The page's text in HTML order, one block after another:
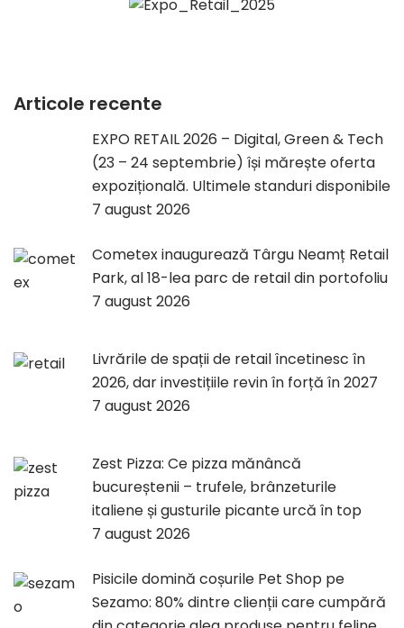
Articole recente
EXPO RETAIL 2026 – Digital, Green & Tech
(23 – 24 septembrie) își mărește oferta
expozițională. Ultimele standuri disponibile
7 august 2026
Cometex inaugurează Târgu Neamț Retail
Park, al 18-lea parc de retail din portofoliu
7 august 2026
Livrările de spații de retail încetinesc în
2026, dar investițiile revin în forță în 2027
7 august 2026
Zest Pizza: Ce pizza mănâncă
bucureștenii – trufele, brânzeturile
italiene și gusturile picante urcă în top
7 august 2026
Pisicile domină coșurile Pet Shop pe
Sezamo: 80% dintre clienții care cumpără